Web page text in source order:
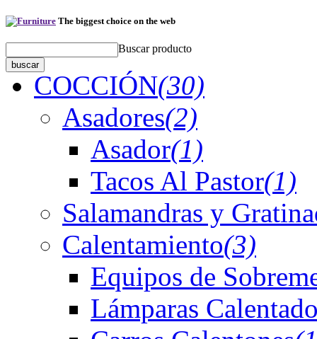
The biggest choice on the web
Buscar producto
COCCIÓN(30)
Asadores(2)
Asador(1)
Tacos Al Pastor(1)
Salamandras y
Calentamiento(3)
Equipos de
Lámparas